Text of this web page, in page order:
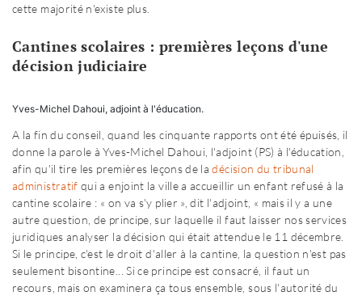
cette majorité n'existe plus.
Cantines scolaires : premières leçons d'une
décision judiciaire
Yves-Michel Dahoui, adjoint à l'éducation.
A la fin du conseil, quand les cinquante rapports ont été épuisés, il
donne la parole à Yves-Michel Dahoui, l'adjoint (PS) à l'éducation,
afin qu'il tire les premières leçons de ladécision du tribunal
administratif qui a enjoint la ville a accueillir un enfant refusé à la
cantine scolaire : « on va s'y plier », dit l'adjoint, « mais il y a une
autre question, de principe, sur laquelle il faut laisser nos services
juridiques analyser la décision qui était attendue le 11 décembre.
Si le principe, c'est le droit d'aller à la cantine, la question n'est pas
seulement bisontine... Si ce principe est consacré, il faut un
recours, mais on examinera ça tous ensemble, sous l'autorité du